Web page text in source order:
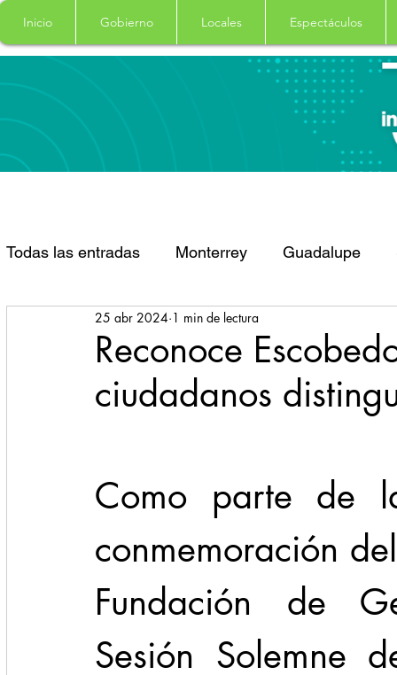
Inicio Gobierno Locales Espectáculos
Todas las entradas Monterrey Guadalupe
Santa Catarina San Pedro Garza Garcia
Espectaculos Clima Principal Salud
Reconoce
ciudadanos
25 abr 2024 1 min de lectura
Como parte de
conmemoración
Fundación de
Sesión Solemne